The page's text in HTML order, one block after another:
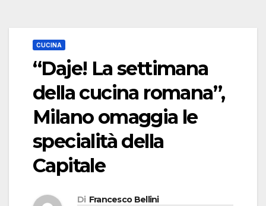
CUCINA
“Daje! La settimana
della cucina romana”,
Milano omaggia le
specialità della
Capitale
Di Francesco Bellini